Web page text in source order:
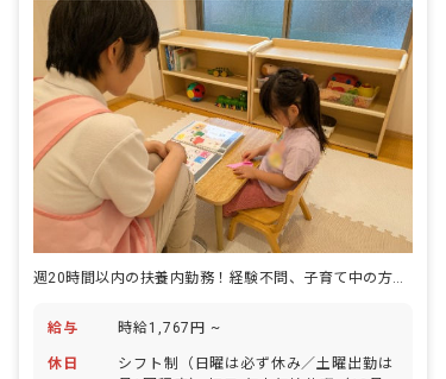
週20時間以内の扶養内勤務！経験不問、子育て中の方も活躍中です
給与 時給1,767円 ~
休日
シフト制（日曜は必ず休み／土曜出勤は